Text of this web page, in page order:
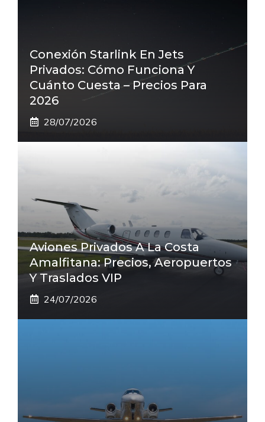
Conexión Starlink En Jets
Privados: Cómo Funciona Y
Cuánto Cuesta – Precios Para
2026
28/07/2026
Aviones Privados A La Costa
Amalfitana: Precios, Aeropuertos
Y Traslados VIP
24/07/2026